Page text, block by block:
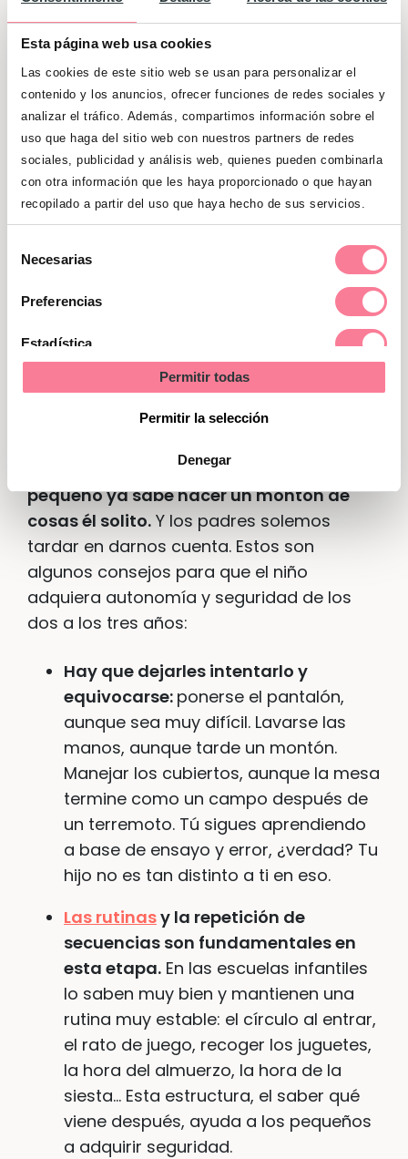
Esta página web usa cookies
Las cookies de este sitio web se usan para personalizar el
contenido y los anuncios, ofrecer funciones de redes sociales y
analizar el tráfico. Además, compartimos información sobre el
uso que haga del sitio web con nuestros partners de redes
sociales, publicidad y análisis web, quienes pueden combinarla
con otra información que les haya proporcionado o que hayan
recopilado a partir del uso que haya hecho de sus servicios.
Necesarias
Preferencias
Estadística
Permitir todas
Permitir la selección
Denegar
Jugar solo o con otros niños, aunque
aún no pueden aprender reglas.
Mantener la atención unos minutos.
¿Cómo le ayudamos?
Y es que, como hemos visto,
pequeño ya sabe hacer un montón de
cosas él solito. Y los padres solemos
tardar en darnos cuenta. Estos son
algunos consejos para que el niño
adquiera autonomía y seguridad de los
dos a los tres años:
Hay que dejarles intentarlo y
equivocarse: ponerse el pantalón,
aunque sea muy difícil. Lavarse las
manos, aunque tarde un montón.
Manejar los cubiertos, aunque la mesa
termine como un campo después de
un terremoto. Tú sigues aprendiendo
a base de ensayo y error, ¿verdad? Tu
hijo no es tan distinto a ti en eso.
Las rutinasy la repetición de
secuencias son fundamentales en
esta etapa. En las escuelas infantiles
lo saben muy bien y mantienen una
rutina muy estable: el círculo al entrar,
el rato de juego, recoger los juguetes,
la hora del almuerzo, la hora de la
siesta… Esta estructura, el saber qué
viene después, ayuda a los pequeños
a adquirir seguridad.